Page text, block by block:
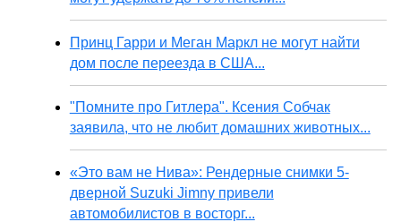
Принц Гарри и Меган Маркл не могут найти
дом после переезда в США...
"Помните про Гитлера". Ксения Собчак
заявила, что не любит домашних животных...
«Это вам не Нива»: Рендерные снимки 5-
дверной Suzuki Jimny привели
автомобилистов в восторг...